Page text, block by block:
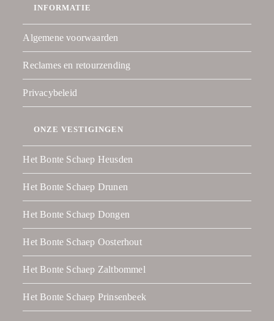
INFORMATIE
Algemene voorwaarden
Reclames en retourzending
Privacybeleid
ONZE VESTIGINGEN
Het Bonte Schaep Heusden
Het Bonte Schaep Drunen
Het Bonte Schaep Dongen
Het Bonte Schaep Oosterhout
Het Bonte Schaep Zaltbommel
Het Bonte Schaep Prinsenbeek